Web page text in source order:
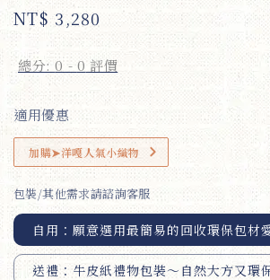
Regular
price
NT$ 3,280
總分:0 - 0 評價
適用優惠
加購➤洋嘎人氣小織物
包裝/其他需求請諮詢客服
自用：願意選用最簡易的回收環保包材
送禮：牛皮紙禮物包裝～自然大方又環